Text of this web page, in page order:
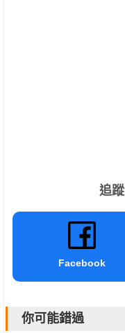
追
Facebook
你可能錯過